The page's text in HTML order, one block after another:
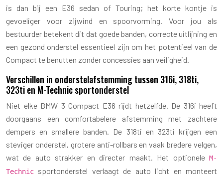
is dan bij een E36 sedan of Touring; het korte kontje is
gevoeliger voor zijwind en spoorvorming. Voor jou als
bestuurder betekent dit dat goede banden, correcte uitlijning en
een gezond onderstel essentieel zijn om het potentieel van de
Compact te benutten zonder concessies aan veiligheid.
Verschillen in onderstelafstemming tussen 316i, 318ti,
323ti en M-Technic sportonderstel
Niet elke BMW 3 Compact E36 rijdt hetzelfde. De 316i heeft
doorgaans een comfortabelere afstemming met zachtere
dempers en smallere banden. De 318ti en 323ti krijgen een
steviger onderstel, grotere anti-rollbars en vaak bredere velgen,
wat de auto strakker en directer maakt. Het optionele M-
Technic sportonderstel verlaagt de auto licht en monteert